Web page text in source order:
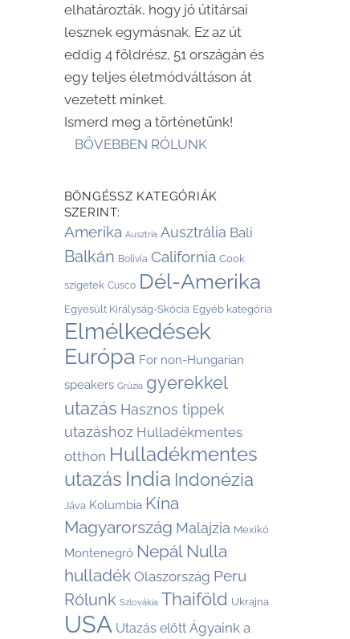
elhatározták, hogy jó útitársai
lesznek egymásnak. Ez az út
eddig 4 földrész, 51 országán és
egy teljes életmódváltáson át
vezetett minket.
Ismerd meg a történetünk!
BŐVEBBEN RÓLUNK
BÖNGÉSSZ KATEGÓRIÁK
SZERINT:
Amerika Ausztria Ausztrália Bali
Balkán Bolívia California Cook
szigetek Cusco Dél-Amerika
Egyesült Királyság-Skócia Egyéb kategória
Elmélkedések
Európa For non-Hungarian
speakers Grúzia gyerekkel
utazás Hasznos tippek
utazáshoz Hulladékmentes
otthon Hulladékmentes
utazás India Indonézia
Jáva Kolumbia Kína
Magyarország Malajzia Mexikó
Montenegró Nepál Nulla
hulladék Olaszország Peru
Rólunk Szlovákia Thaiföld Ukrajna
USA Utazás előtt Ágyaink a